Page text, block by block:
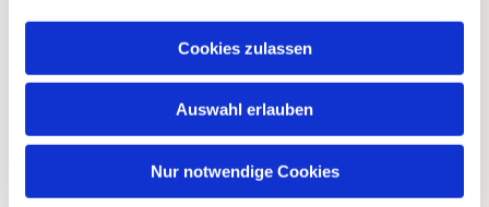
Cookies zulassen
Auswahl erlauben
Nur notwendige Cookies